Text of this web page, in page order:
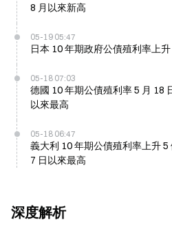
8 月以來新高
05-19 05:47
日本 10 年期政府公債殖利率上
05-18 07:03
德國 10 年期公債殖利率 5 月 18
以來最高
05-18 06:47
義大利 10 年期公債殖利率上升 5
7 日以來最高
深度解析